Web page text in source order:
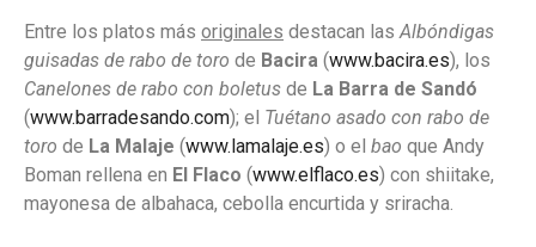
Entre los platos más originales destacan lasAlbóndigas
guisadas de rabo de toro de Bacira (www.bacira.es), los
Canelones de rabo con boletus de La Barra de Sandó
(www.barradesando.com); el Tuétano asado con rabo de
toro de La Malaje (www.lamalaje.es) o el bao que Andy
Boman rellena en El Flaco (www.elflaco.es) con shiitake,
mayonesa de albahaca, cebolla encurtida y sriracha.